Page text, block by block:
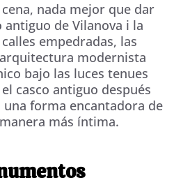
nada mejor que dar
antiguo de Vilanova i la
empedradas, las
modernista
bajo las luces tenues
casco antiguo después
una forma encantadora de
más íntima.